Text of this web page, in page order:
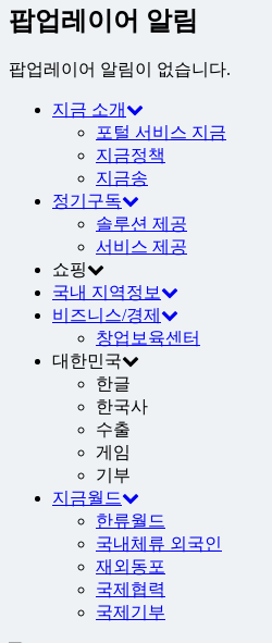
팝업레이어 알림
팝업레이어 알림이 없습니다.
지금 소개
포털 서비스 지금
지금정책
지금송
정기구독
솔루션 제공
서비스 제공
쇼핑
국내 지역정보
비즈니스/경제
창업보육센터
대한민국
한글
한국사
수출
게임
기부
지금월드
한류월드
국내체류 외국인
재외동포
국제협력
국제기부